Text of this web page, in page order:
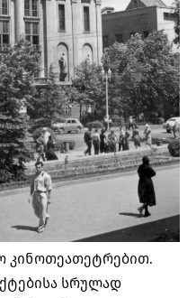
კინოთეათეტრებით.
სრულად